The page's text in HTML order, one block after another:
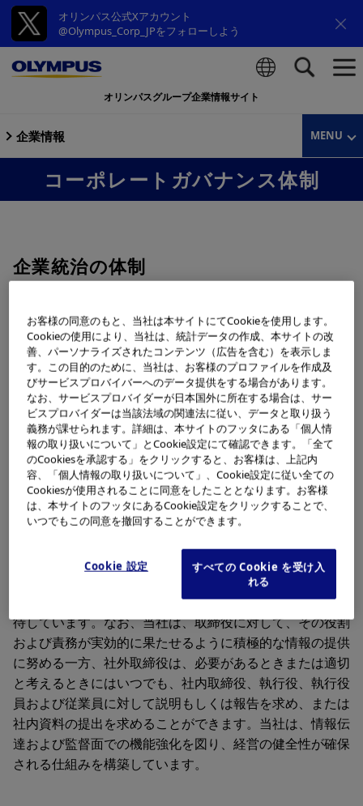
オリンパス公式Xアカウント
@Olympus_Corp_JPをフォローしよう
オリンパスグループ企業情報サイト
企業情報 MENU
コーポレートガバナンス体制
企業統治の体制
当社は、指名委員会等設置会社であり、現在の体制は以下
のとおりです。
取締役会は11名の取締役で構成し、過半数の10名が独立
社外取締役です。取締役の任期は1年です。
当社は、取締役会を3カ月に1回以上、および必要に応じ
て随時開催し、経営の基本方針や内部統制システムに係る
事項その他の重要事項を決定するとともに、取締役および
執行役等の職務の執行を監督しています。取締役会の議長
は、独立社外取締役が務めています。
当社は、社外取締役に対し、当社グループの持続的な成長
および中長期的な企業価値の向上を図る観点から経営を監
督すること、また自らの知見に基づき助言を行うことを期
待しています。なお、当社は、取締役に対して、その役割
および責務が実効的に果たせるように積極的な情報の提供
に努める一方、社外取締役は、必要があるときまたは適切
と考えるときにはいつでも、社内取締役、執行役、執行役
員および従業員に対して説明もしくは報告を求め、または
社内資料の提出を求めることができます。当社は、情報伝
達および監督面での機能強化を図り、経営の健全性が確保
される仕組みを構築しています。
お客様の同意のもと、当社は本サイトにてCookieを使用します。
Cookieの使用により、当社は、統計データの作成、本サイトの改
善、パーソナライズされたコンテンツ（広告を含む）を表示しま
す。この目的のために、当社は、お客様のプロファイルを作成及
びサービスプロバイバーへのデータ提供をする場合があります。
なお、サービスプロバイダーが日本国外に所在する場合は、サー
ビスプロバイダーは当該法域の関連法に従い、データと取り扱う
義務が課せられます。詳細は、本サイトのフッタにある「個人情
報の取り扱いについて」とCookie設定にて確認できます。「全て
のCookiesを承認する」をクリックすると、お客様は、上記内
容、「個人情報の取り扱いについて」、Cookie設定に従い全ての
Cookiesが使用されることに同意をしたこととなります。お客様
は、本サイトのフッタにあるCookie設定をクリックすることで、
いつでもこの同意を撤回することができます。
Cookie 設定
すべての Cookie を受け入
れる